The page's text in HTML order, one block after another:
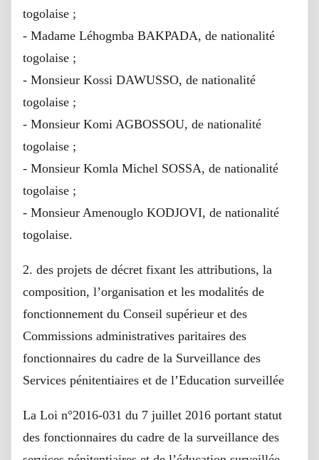
togolaise ;
- Madame Léhogmba BAKPADA, de nationalité
togolaise ;
- Monsieur Kossi DAWUSSO, de nationalité
togolaise ;
- Monsieur Komi AGBOSSOU, de nationalité
togolaise ;
- Monsieur Komla Michel SOSSA, de nationalité
togolaise ;
- Monsieur Amenouglo KODJOVI, de nationalité
togolaise.
2. des projets de décret fixant les attributions, la
composition, l’organisation et les modalités de
fonctionnement du Conseil supérieur et des
Commissions administratives paritaires des
fonctionnaires du cadre de la Surveillance des
Services pénitentiaires et de l’Education surveillée
La Loi n°2016-031 du 7 juillet 2016 portant statut
des fonctionnaires du cadre de la surveillance des